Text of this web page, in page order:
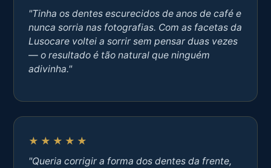
"Tinha os dentes escurecidos de anos de café e
nunca sorria nas fotografias. Com as facetas da
Lusocare voltei a sorrir sem pensar duas vezes
— o resultado é tão natural que ninguém
adivinha."
★★★★★
"Queria corrigir a forma dos dentes da frente,